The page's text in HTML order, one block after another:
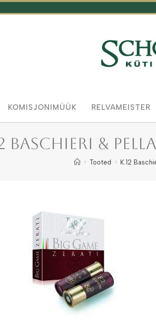
KOMISJONIMÜÜK RELVAMEISTER
Baschieri &
> Tooted > K.12